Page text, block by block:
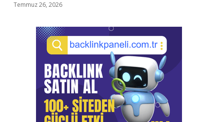
Temmuz 26, 2026